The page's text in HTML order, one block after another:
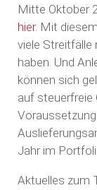
Mitte Oktober
hier. Mit
viele Streitfälle
haben. Und
können sich
auf steuerfreie
Jahr im
Aktuelles zum